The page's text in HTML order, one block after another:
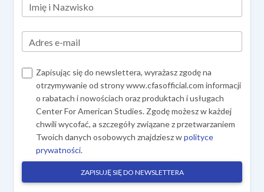
Imię i Nazwisko
Adres e-mail
Zapisując się do newslettera, wyrażasz zgodę na
otrzymywanie od strony www.cfasofficial.com informacji
o rabatach i nowościach oraz produktach i usługach
Center For American Studies. Zgodę możesz w każdej
chwili wycofać, a szczegóły związane z przetwarzaniem
Twoich danych osobowych znajdziesz wpolityce
prywatności.
ZAPISUJĘ SIĘ DO NEWSLETTERA